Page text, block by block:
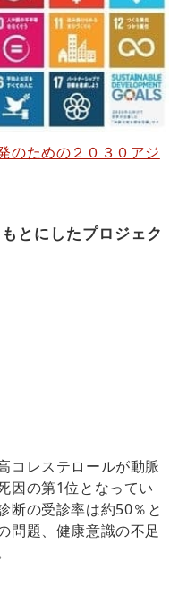
ための２０３０アジ
コレステロールが動脈
因の第1位となってい
断の受診率は約50％と
問題、健康意識の不足